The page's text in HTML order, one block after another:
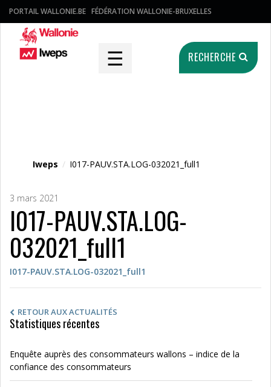
PORTAIL WALLONIE.BE FÉDÉRATION WALLONIE-BRUXELLES
☰ RECHERCHE
Iweps / I017-PAUV.STA.LOG-032021_full1
3 mars 2021
I017-PAUV.STA.LOG-
032021_full1
I017-PAUV.STA.LOG-032021_full1
RETOUR AUX ACTUALITÉS
Statistiques récentes
Enquête auprès des consommateurs wallons – indice de la
confiance des consommateurs